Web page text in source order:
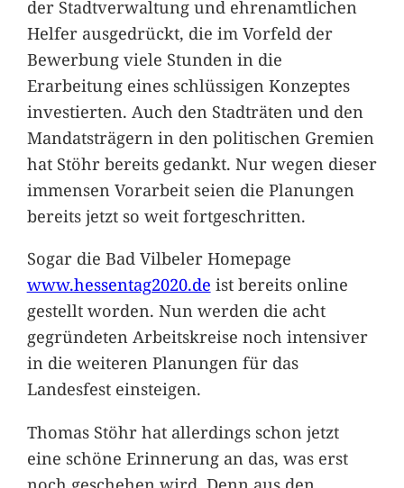
der Stadtverwaltung und ehrenamtlichen
Helfer ausgedrückt, die im Vorfeld der
Bewerbung viele Stunden in die
Erarbeitung eines schlüssigen Konzeptes
investierten. Auch den Stadträten und den
Mandatsträgern in den politischen Gremien
hat Stöhr bereits gedankt. Nur wegen dieser
immensen Vorarbeit seien die Planungen
bereits jetzt so weit fortgeschritten.
Sogar die Bad Vilbeler Homepage
www.hessentag2020.de ist bereits online
gestellt worden. Nun werden die acht
gegründeten Arbeitskreise noch intensiver
in die weiteren Planungen für das
Landesfest einsteigen.
Thomas Stöhr hat allerdings schon jetzt
eine schöne Erinnerung an das, was erst